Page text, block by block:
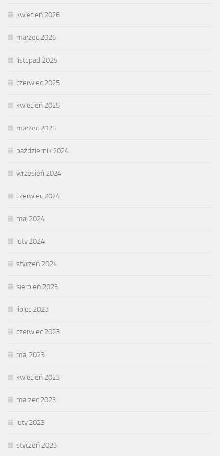
kwiecień 2026
marzec 2026
listopad 2025
czerwiec 2025
kwiecień 2025
marzec 2025
październik 2024
wrzesień 2024
czerwiec 2024
maj 2024
luty 2024
styczeń 2024
sierpień 2023
lipiec 2023
czerwiec 2023
maj 2023
kwiecień 2023
marzec 2023
luty 2023
styczeń 2023